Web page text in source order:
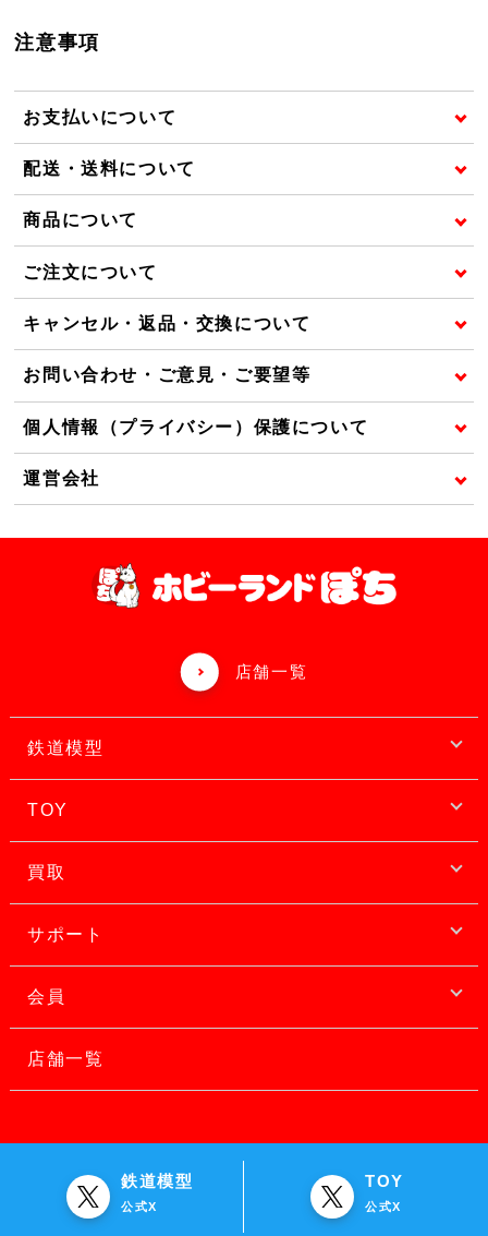
注意事項
お支払いについて
配送・送料について
商品について
ご注文について
キャンセル・返品・交換について
お問い合わせ・ご意見・ご要望等
個人情報（プライバシー）保護について
運営会社
店舗一覧
鉄道模型
TOY
買取
サポート
会員
店舗一覧
鉄道模型
公式X
TOY
公式X